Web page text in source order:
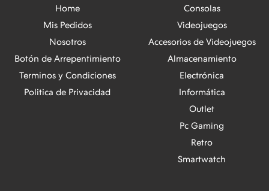
Home
Mis Pedidos
Nosotros
Botón de Arrepentimiento
Terminos y Condiciones
Politica de Privacidad
Consolas
Videojuegos
Accesorios de Videojuegos
Almacenamiento
Electrónica
Informática
Outlet
Pc Gaming
Retro
Smartwatch